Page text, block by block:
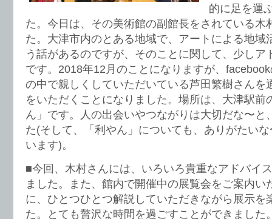
的に足を運
た。今日は、その美術館の副館長をされている木
た。大津市内のとある地域で、アートによる地域
う話があるのですが、そのことに関して、少しア
です。2018年12月のことになりますが、
の中で親しくしていただいている芦田繁樹さんを
をいただくことになりました。場所は、大津駅前
ん」です。人の出会いやつながりは大切だな〜と
た(そして、「利やん」についても、ありがたい
います)。
■今回、木村さんには、いろいろ貴重なアドバイ
ました。また、館内で開催中の展覧会をご案内い
に、ひとつひとつ解説していただきながら展示を
た。とても贅沢な時間を過ごすことができました